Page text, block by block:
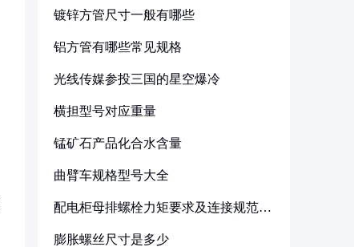
镀锌方管尺寸一般有哪些
铝方管有哪些常见规格
光线传媒参投三国的星空爆冷
横担型号对应重量
锰矿石产品化合水含量
曲臂车规格型号大全
配电柜母排螺栓力矩要求及连接规范详
膨胀螺丝尺寸是多少